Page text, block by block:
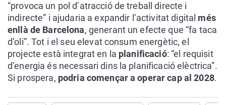
“provoca un pol d’atracció de treball directe i
indirecte” i ajudaria a expandir l’activitat digital més
enllà de Barcelona, generant un efecte que “fa taca
d’oli”. Tot i el seu elevat consum energètic, el
projecte està integrat en la planificació: “el requisit
d’energia és necessari dins la planificació elèctrica”.
Si prospera, podria començar a operar cap al 2028.